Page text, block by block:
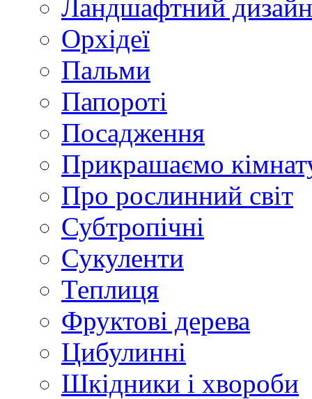
Ландшафтний дизайн
Орхідеї
Пальми
Папороті
Посадження
Прикрашаємо
Про рослинний світ
Субтропічні
Сукуленти
Теплиця
Фруктові дерева
Цибулинні
Шкідники і хвороби